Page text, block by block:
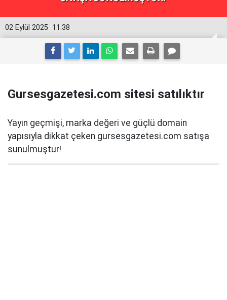
11:38
02 Eylül 2025
Gursesgazetesi.com sitesi satılıktır
Yayın geçmişi, marka değeri ve güçlü domain
yapısıyla dikkat çeken gursesgazetesi.com satışa
sunulmuştur!